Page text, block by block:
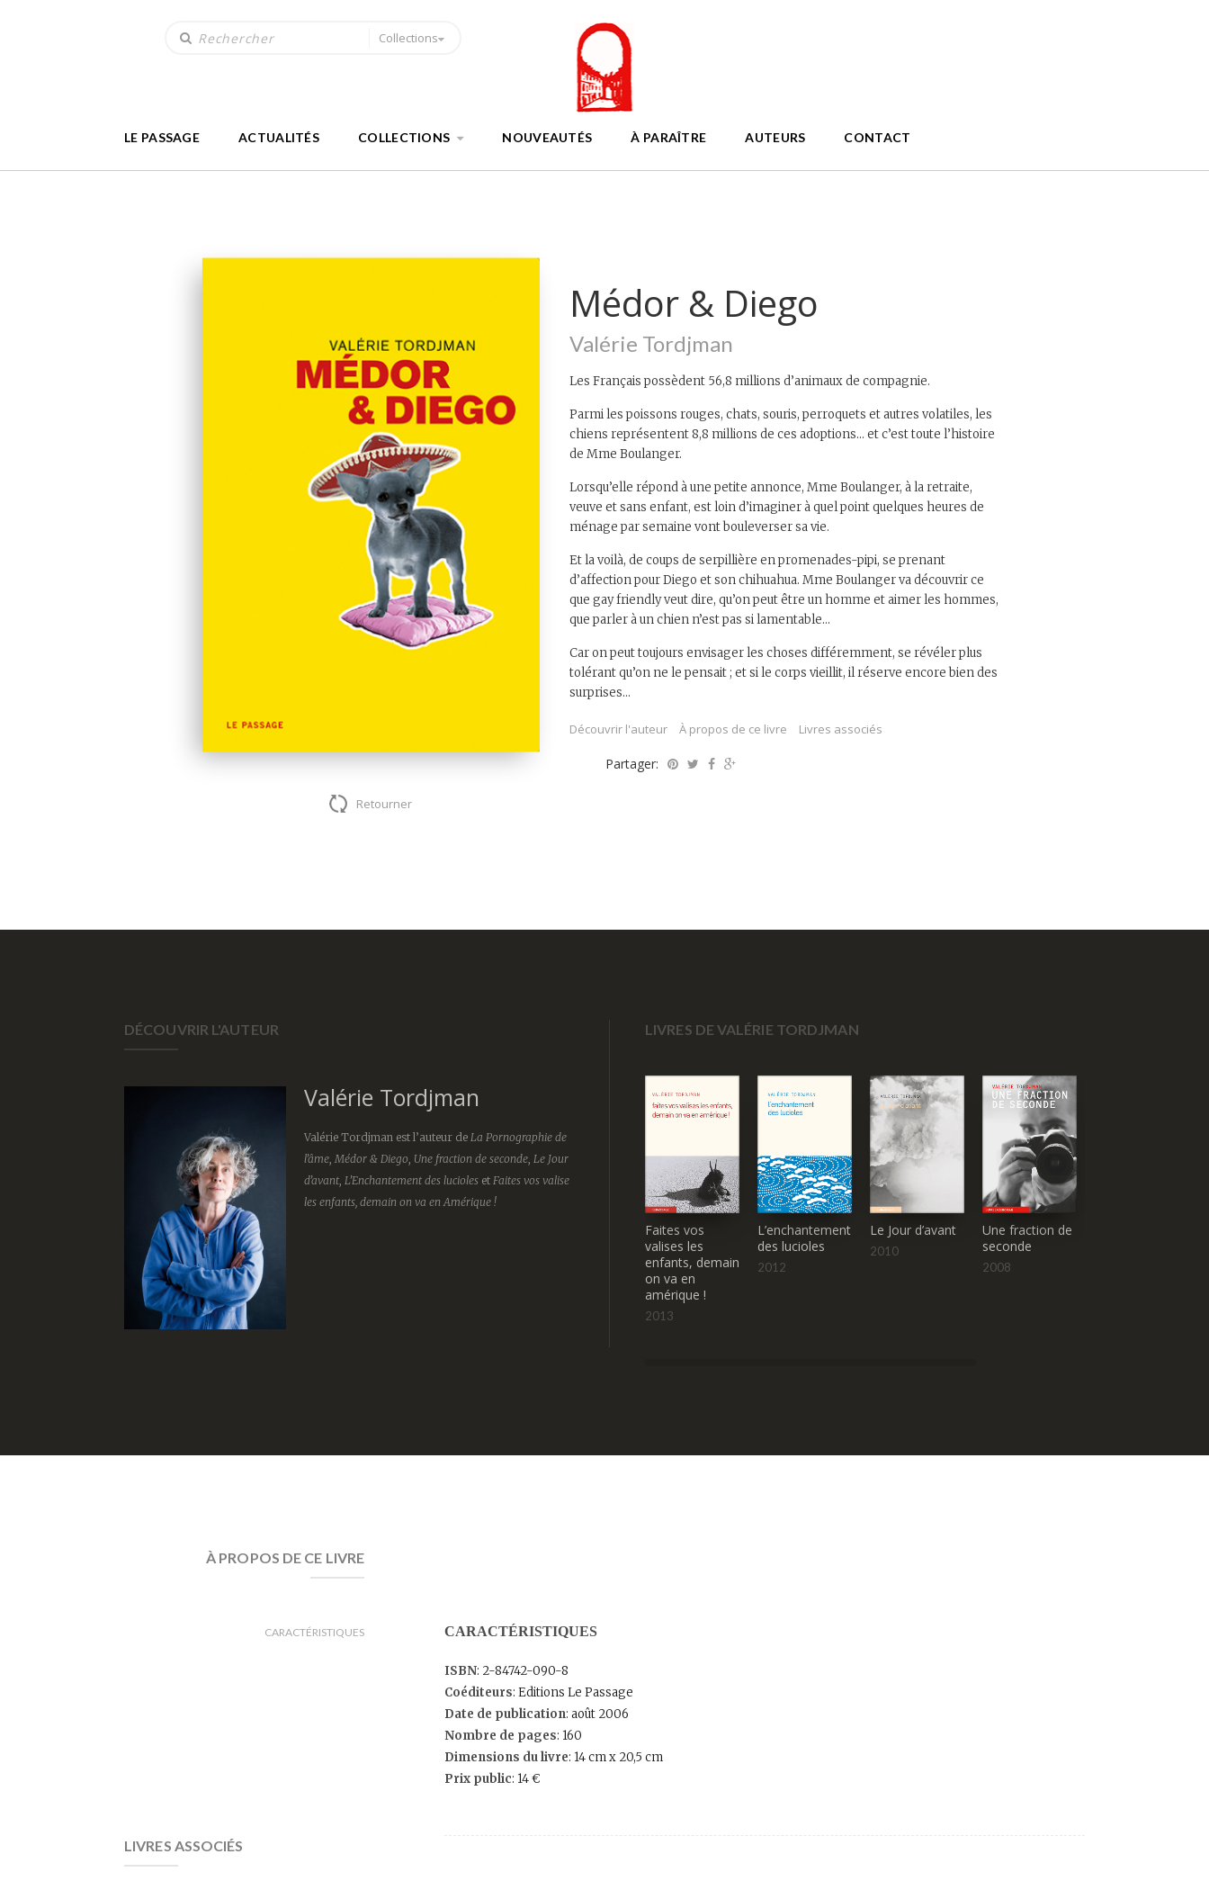
Collections
LE PASSAGE ACTUALITÉS COLLECTIONS NOUVEAUTÉS À PARAÎTRE AUTEURS CONTACT
Retourner
Médor & Diego
Valérie Tordjman
Les Français possèdent 56,8 millions d’animaux de compagnie.
Parmi les poissons rouges, chats, souris, perroquets et autres volatiles, les
chiens représentent 8,8 millions de ces adoptions… et c’est toute l’histoire
de Mme Boulanger.
Lorsqu’elle répond à une petite annonce, Mme Boulanger, à la retraite,
veuve et sans enfant, est loin d’imaginer à quel point quelques heures de
ménage par semaine vont bouleverser sa vie.
Et la voilà, de coups de serpillière en promenades-pipi, se prenant
d’affection pour Diego et son chihuahua. Mme Boulanger va découvrir ce
que gay friendly veut dire, qu’on peut être un homme et aimer les hommes,
que parler à un chien n’est pas si lamentable…
Car on peut toujours envisager les choses différemment, se révéler plus
tolérant qu’on ne le pensait ; et si le corps vieillit, il réserve encore bien des
surprises…
Découvrir l'auteur À propos de ce livre Livres associés
Partager:
DÉCOUVRIR L'AUTEUR
Valérie Tordjman
Valérie Tordjman est l’auteur de La Pornographie de
l’âme Médor & Diego Une fraction de seconde Le Jour
d’avant L’Enchantement des lucioles et Faites vos valise
les enfants, demain on va en Amérique !
LIVRES DE VALÉRIE TORDJMAN
Faites vos
valises les
enfants, demain
on va en
amérique !
2013
L’enchantement
des lucioles
2012
Le Jour d’avant
2010
Une fraction de
seconde
2008
À PROPOS DE CE LIVRE
CARACTÉRISTIQUES CARACTÉRISTIQUES
ISBN: 2-84742-090-8
Coéditeurs: Editions Le Passage
Date de publication: août 2006
Nombre de pages: 160
Dimensions du livre: 14 cm x 20,5 cm
Prix public: 14 €
LIVRES ASSOCIÉS